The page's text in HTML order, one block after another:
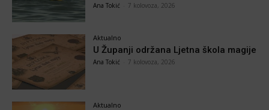
Ana Tokić 7 kolovoza, 2026
Aktualno
U Županji održana Ljetna škola magije
Ana Tokić 7 kolovoza, 2026
Aktualno